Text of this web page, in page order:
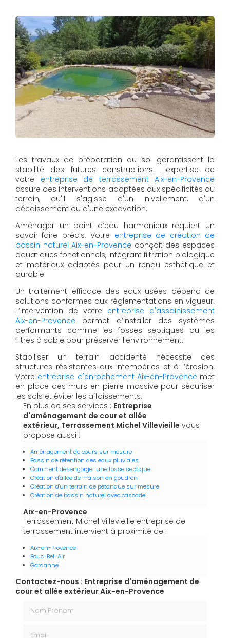
Les travaux de préparation du sol garantissent la
stabilité des futures constructions. L'expertise de
votre entreprise de terrassement Aix-en-Provence
assure des interventions adaptées aux spécificités du
terrain, qu'il s'agisse d'un nivellement, d'un
décaissement ou d'une excavation.
Aménager un point d’eau harmonieux requiert un
savoir-faire précis. Votre entreprise de création de
bassin naturel Aix-en-Provence conçoit des espaces
aquatiques fonctionnels, intégrant filtration biologique
et matériaux adaptés pour un rendu esthétique et
durable.
Un traitement efficace des eaux usées dépend de
solutions conformes aux réglementations en vigueur.
L’intervention de votre entreprise d'assainissement
Aix-en-Provence permet d’installer des systèmes
performants comme les fosses septiques ou les
filtres à sable pour préserver l’environnement.
Stabiliser un terrain accidenté nécessite des
structures résistantes aux intempéries et à l’érosion.
Votre entreprise d'enrochement Aix-en-Provence met
en place des murs en pierre massive pour sécuriser
les sols et éviter les affaissements.
En plus de ses services : Entreprise
d'aménagement de cour et allée
extérieur, Terrassement Michel Villevieille vous
propose aussi :
Aménagement de cours sur mesure
Bassin de rétention des eaux pluviales
Comment désengorger une fosse septique
Création d'allée de maison en goudron
Création d'un terrain de pétanque sur mesure
Création de bassin naturel avec cascade
Aix-en-Provence
Terrassement Michel Villevieille entreprise de
terrassement intervient à proximité de :
Aix-en-Provence
Bouc-Bel-Air
Gardanne
Contactez-nous : Entreprise d'aménagement de
cour et allée extérieur Aix-en-Provence